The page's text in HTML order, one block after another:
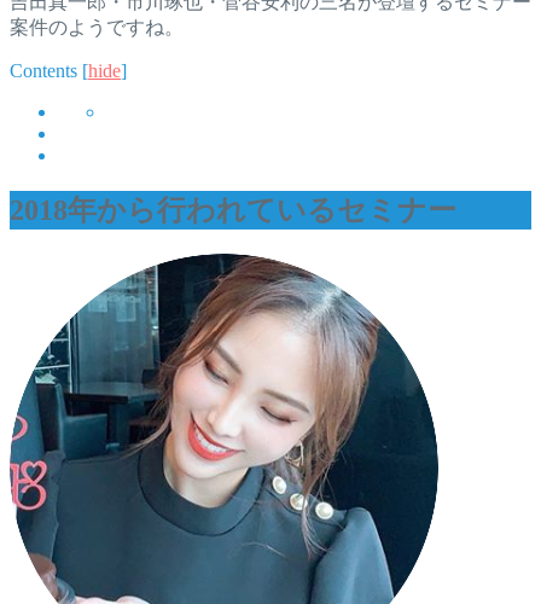
案件のようですね。
Contents [hide]
2018年から行われているセミナー